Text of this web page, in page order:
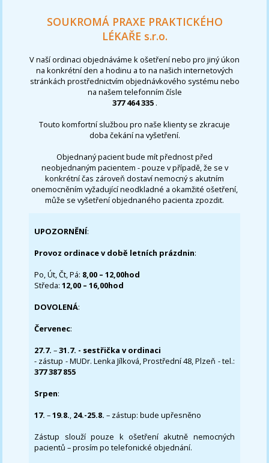
SOUKROMÁ PRAXE PRAKTICKÉHO
LÉKAŘE s.r.o.
V naší ordinaci objednáváme k ošetření nebo pro jiný úkon
na konkrétní den a hodinu a to na našich internetových
stránkách prostřednictvím objednávkového systému nebo
na našem telefonním čísle
377 464 335 .
Touto komfortní službou pro naše klienty se zkracuje
doba čekání na vyšetření.
Objednaný pacient bude mít přednost před
neobjednaným pacientem - pouze v případě, že se v
konkrétní čas zároveň dostaví nemocný s akutním
onemocněním vyžadující neodkladné a okamžité ošetření,
může se vyšetření objednaného pacienta zpozdit.
UPOZORNĚNÍ:
Provoz ordinace v době letních prázdnin:
Po, Út, Čt, Pá: 8,00 – 12,00hod
Středa:12,00 – 16,00hod
DOVOLENÁ:
Červenec:
27.7.–31.7. - sestřička v ordinaci
- zástup - MUDr. Lenka Jílková, Prostřední 48, Plzeň - tel.:
377 387 855
Srpen:
17. –19.8., 24.-25.8. – zástup: bude upřesněno
Zástup slouží pouze k ošetření akutně nemocných
pacientů – prosím po telefonické objednání.